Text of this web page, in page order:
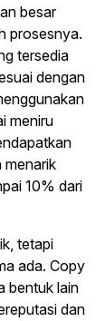
besar
prosesnya.
tersedia
dengan
meniru
menarik
10% dari
tetapi
ada. Copy
bentuk lain
dan